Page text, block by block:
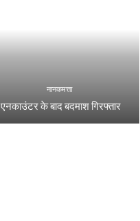
नानकमत्ता
एनकाउंटर के बाद बदमाश गिरफ्तार